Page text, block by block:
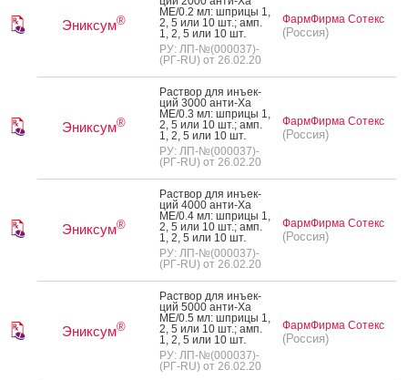
Эниксум®
МЕ/0.2 мл: шпри­цы 1,
2, 5 или 10 шт.; амп.
1, 2, 5 или 10 шт.
РУ: ЛП-№(000037)-
(РГ-RU) от 26.02.20
ФармФирма Сотекс
(Россия)
Эниксум®
Рас­твор для инъ­ек­
ций 3000 ан­ти-Ха
МЕ/0.3 мл: шпри­цы 1,
2, 5 или 10 шт.; амп.
1, 2, 5 или 10 шт.
РУ: ЛП-№(000037)-
(РГ-RU) от 26.02.20
ФармФирма Сотекс
(Россия)
Эниксум®
Рас­твор для инъ­ек­
ций 4000 ан­ти-Ха
МЕ/0.4 мл: шпри­цы 1,
2, 5 или 10 шт.; амп.
1, 2, 5 или 10 шт.
РУ: ЛП-№(000037)-
(РГ-RU) от 26.02.20
ФармФирма Сотекс
(Россия)
Эниксум®
Рас­твор для инъ­ек­
ций 5000 ан­ти-Ха
МЕ/0.5 мл: шпри­цы 1,
2, 5 или 10 шт.; амп.
1, 2, 5 или 10 шт.
РУ: ЛП-№(000037)-
(РГ-RU) от 26.02.20
ФармФирма Сотекс
(Россия)